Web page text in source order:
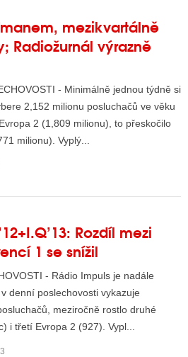
mezikvartálně
Radiožurnál výrazně
- Minimálně jednou týdně si
2,152 milionu posluchačů ve věku
2 (1,809 milionu), to přeskočilo
milionu). Vyplý...
Rozdíl mezi
1 se snížil
- Rádio Impuls je nadále
denní poslechovosti vykazuje
meziročně rostlo druhé
i třetí Evropa 2 (927). Vypl...